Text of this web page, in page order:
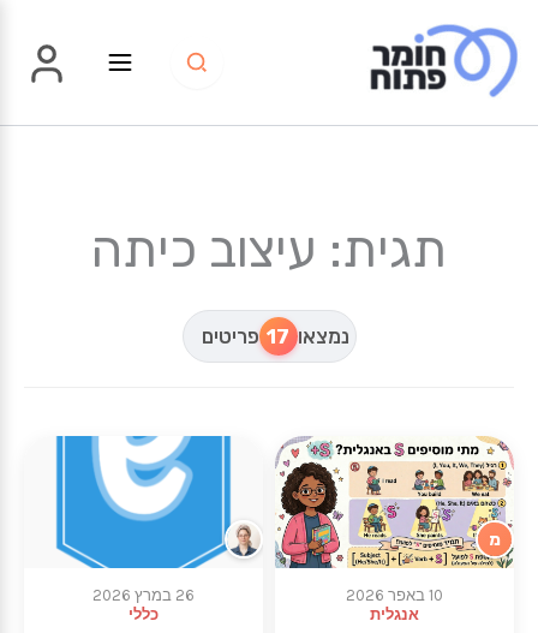
לתוכן
תגית: עיצוב כיתה
נמצאו 17 פריטים
מ
10 באפר 2026
אנגלית
26 במרץ 2026
כללי